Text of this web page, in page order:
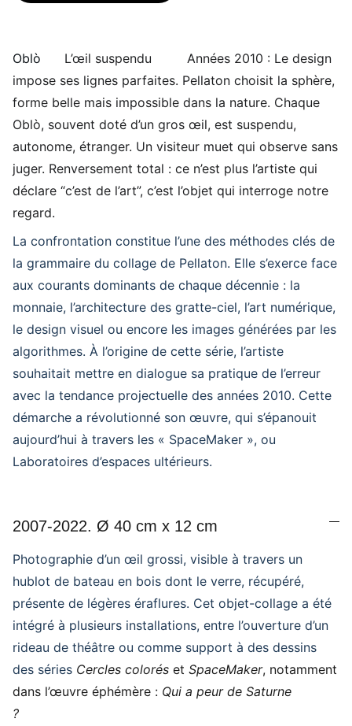
Oblò L’œil suspendu
Années 2010 : Le design
impose ses lignes parfaites. Pellaton choisit la sphère,
forme belle mais impossible dans la nature. Chaque
Oblò, souvent doté d’un gros œil, est suspendu,
autonome, étranger. Un visiteur muet qui observe sans
juger. Renversement total : ce n’est plus l’artiste qui
déclare “c’est de l’art”, c’est l’objet qui interroge notre
regard.
La confrontation constitue l’une des méthodes clés de
la grammaire du collage de Pellaton. Elle s’exerce face
aux courants dominants de chaque décennie : la
monnaie, l’architecture des gratte-ciel, l’art numérique,
le design visuel ou encore les images générées par les
algorithmes. À l’origine de cette série, l’artiste
souhaitait mettre en dialogue sa pratique de l’erreur
avec la tendance projectuelle des années 2010. Cette
démarche a révolutionné son œuvre, qui s’épanouit
aujourd’hui à travers les « SpaceMaker », ou
Laboratoires d’espaces ultérieurs.
2007-2022. Ø 40 cm x 12 cm
Photographie d’un œil grossi, visible à travers un
hublot de bateau en bois dont le verre, récupéré,
présente de légères éraflures. Cet objet-collage a été
intégré à plusieurs installations, entre l’ouverture d’un
rideau de théâtre ou comme support à des dessins
des séries Cercles colorés et SpaceMaker, notamment
dans l’œuvre éphémère : Qui a peur de Saturne
?